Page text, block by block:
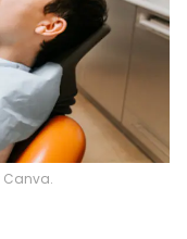
Canva.